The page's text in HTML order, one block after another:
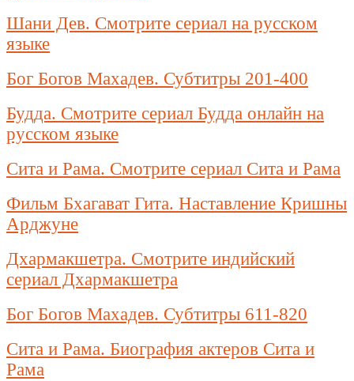
Шани Дев. Смотрите сериал на русском
языке
Бог Богов Махадев. Субтитры 201-400
Будда. Смотрите сериал Будда онлайн на
русском языке
Сита и Рама. Смотрите сериал Сита и Рама
Фильм Бхагават Гита. Наставление Кришны
Арджуне
Дхармакшетра. Смотрите индийский
сериал Дхармакшетра
Бог Богов Махадев. Субтитры 611-820
Сита и Рама. Биография актеров Сита и
Рама